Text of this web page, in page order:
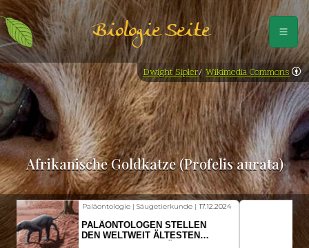
Biologie Seite
Afrikanische Goldkatze (Profelis aurata)
Fischkunde | Klimawandel |18.11.2024
KLIMAWANDEL SETZT
HERINGSLARVEN UNTER
Dwight Sipler/ Wikimedia Commons